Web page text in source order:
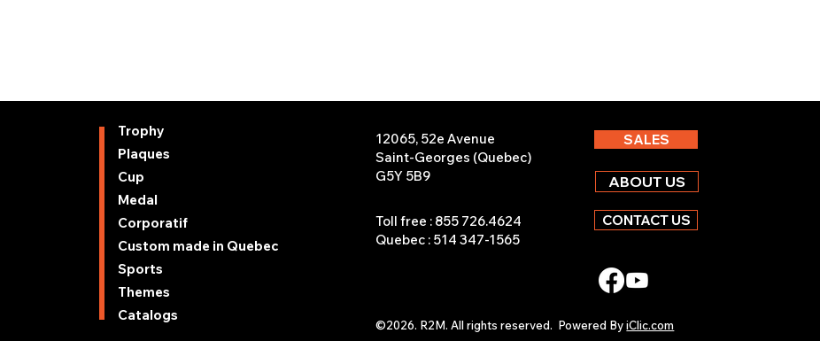
Trophy
Plaques
Cup
Medal
Corporatif
Custom made in Quebec
Sports
Themes
Catalogs
12065, 52e Avenue
Saint-Georges (Quebec)
G5Y 5B9
Toll free : 855 726.4624
Quebec : 514 347-1565
SALES
ABOUT US
CONTACT US
©2026. R2M. All rights reserved. Powered ByiClic.com